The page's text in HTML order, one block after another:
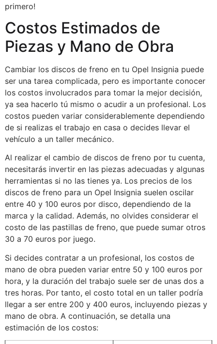
primero!
Costos Estimados de
Piezas y Mano de Obra
Cambiar los discos de freno en tu Opel Insignia puede
ser una tarea complicada, pero es importante conocer
los costos involucrados para tomar la mejor decisión,
ya sea hacerlo tú mismo o acudir a un profesional. Los
costos pueden variar considerablemente dependiendo
de si realizas el trabajo en casa o decides llevar el
vehículo a un taller mecánico.
Al realizar el cambio de discos de freno por tu cuenta,
necesitarás invertir en las piezas adecuadas y algunas
herramientas si no las tienes ya. Los precios de los
discos de freno para un Opel Insignia suelen oscilar
entre 40 y 100 euros por disco, dependiendo de la
marca y la calidad. Además, no olvides considerar el
costo de las pastillas de freno, que puede sumar otros
30 a 70 euros por juego.
Si decides contratar a un profesional, los costos de
mano de obra pueden variar entre 50 y 100 euros por
hora, y la duración del trabajo suele ser de unas dos a
tres horas. Por tanto, el costo total en un taller podría
llegar a ser entre 200 y 400 euros, incluyendo piezas y
mano de obra. A continuación, se detalla una
estimación de los costos: